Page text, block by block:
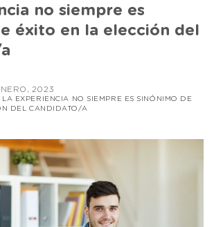
no siempre es
éxito en la elección del
2023
LA EXPERIENCIA NO SIEMPRE ES SINÓNIMO DE
DEL CANDIDATO/A